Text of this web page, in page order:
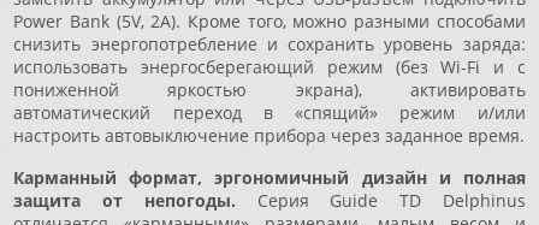
Power Bank (5V, 2A). Кроме того, можно разными способами
снизить энергопотребление и сохранить уровень заряда:
использовать энергосберегающий режим (без Wi-Fi и с
пониженной яркостью экрана), активировать
автоматический переход в «спящий» режим и/или
настроить автовыключение прибора через заданное время.
Карманный формат, эргономичный дизайн и полная
защита от непогоды. Серия Guide TD Delphinus